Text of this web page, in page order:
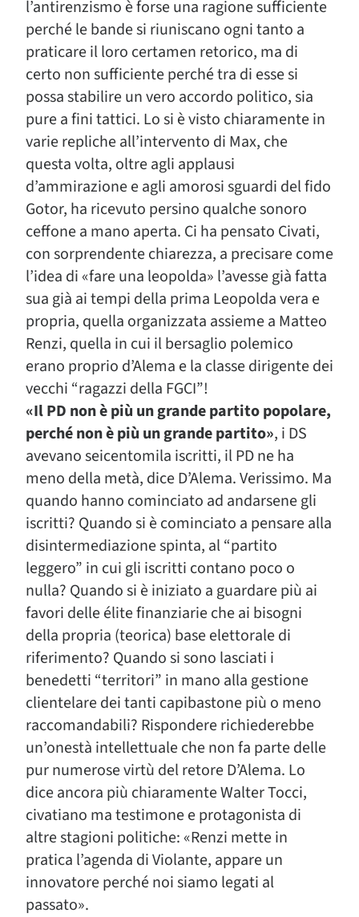
l’antirenzismo è forse una ragione sufficiente
perché le bande si riuniscano ogni tanto a
praticare il loro certamen retorico, ma di
certo non sufficiente perché tra di esse si
possa stabilire un vero accordo politico, sia
pure a fini tattici. Lo si è visto chiaramente in
varie repliche all’intervento di Max, che
questa volta, oltre agli applausi
d’ammirazione e agli amorosi sguardi del fido
Gotor, ha ricevuto persino qualche sonoro
ceffone a mano aperta. Ci ha pensato Civati,
con sorprendente chiarezza, a precisare come
l’idea di «fare una leopolda» l’avesse già fatta
sua già ai tempi della prima Leopolda vera e
propria, quella organizzata assieme a Matteo
Renzi, quella in cui il bersaglio polemico
erano proprio d’Alema e la classe dirigente dei
vecchi “ragazzi della FGCI”!
«Il PD non è più un grande partito popolare,
perché non è più un grande partito», i DS
avevano seicentomila iscritti, il PD ne ha
meno della metà, dice D’Alema. Verissimo. Ma
quando hanno cominciato ad andarsene gli
iscritti? Quando si è cominciato a pensare alla
disintermediazione spinta, al “partito
leggero” in cui gli iscritti contano poco o
nulla? Quando si è iniziato a guardare più ai
favori delle élite finanziarie che ai bisogni
della propria (teorica) base elettorale di
riferimento? Quando si sono lasciati i
benedetti “territori” in mano alla gestione
clientelare dei tanti capibastone più o meno
raccomandabili? Rispondere richiederebbe
un’onestà intellettuale che non fa parte delle
pur numerose virtù del retore D’Alema. Lo
dice ancora più chiaramente Walter Tocci,
civatiano ma testimone e protagonista di
altre stagioni politiche: «Renzi mette in
pratica l’agenda di Violante, appare un
innovatore perché noi siamo legati al
passato».